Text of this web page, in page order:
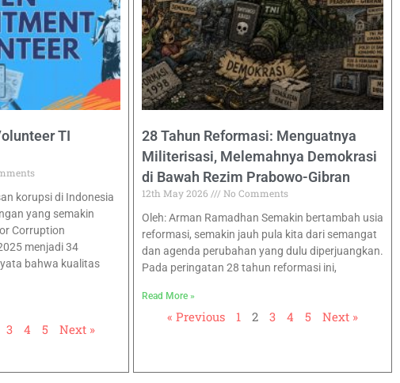
TI
korupsi di Indonesia
yang semakin
Corruption
menjadi 34
bahwa kualitas
3 4 5 Next »
28 Tahun Reformasi: Menguatnya
Militerisasi, Melemahnya Demokrasi
di Bawah Rezim Prabowo-Gibran
12th May 2026
No Comments
Oleh: Arman Ramadhan Semakin bertambah usia
reformasi, semakin jauh pula kita dari semangat
dan agenda perubahan yang dulu diperjuangkan.
Pada peringatan 28 tahun reformasi ini,
Read More »
« Previous 1 2 3 4 5 Next »